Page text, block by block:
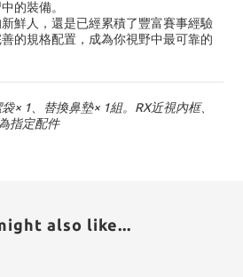
的裝備。
鮮人，還是已經累積了豐富賽事經驗
的規格配置，成為你視野中最可靠的
× 1、替換鼻墊× 1組。 RX近視內框、
指定配件
also like...